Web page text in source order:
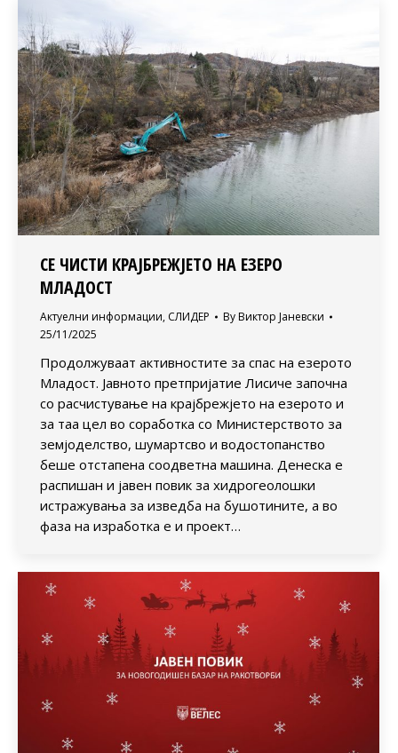
СЕ ЧИСТИ КРАЈБРЕЖЈЕТО НА ЕЗЕРО
МЛАДОСТ
Актуелни информации, СЛИДЕР By Виктор Јаневски
25/11/2025
Продолжуваат активностите за спас на езерото
Младост. Јавното претпријатие Лисиче започна
со расчистување на крајбрежјето на езерото и
за таа цел во соработка со Министерството за
земјоделство, шумартсво и водостопанство
беше отстапена соодветна машина. Денеска е
распишан и јавен повик за хидрогеолошки
истражувања за изведба на бушотините, а во
фаза на изработка е и проект…